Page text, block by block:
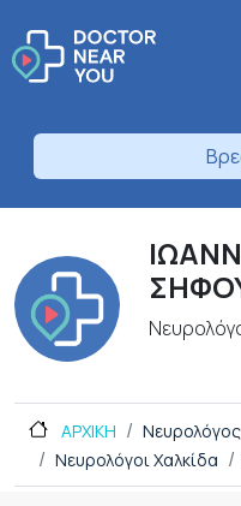
ΑΡΧΙΚΗ Νευρολόγος
Νευρολόγοι Χαλκίδα